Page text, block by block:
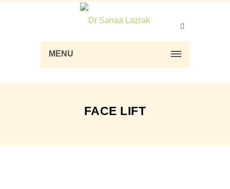
MENU
FACE LIFT